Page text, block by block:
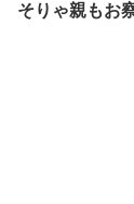
そりゃ親もお